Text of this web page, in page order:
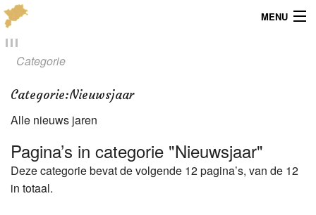
MENU
Menu
Dialect
Locaties
Kaarten
Categorie
Categorie:Nieuwsjaar
Alle nieuws jaren
Pagina’s in categorie "Nieuwsjaar"
Deze categorie bevat de volgende 12 pagina’s, van de 12
in totaal.